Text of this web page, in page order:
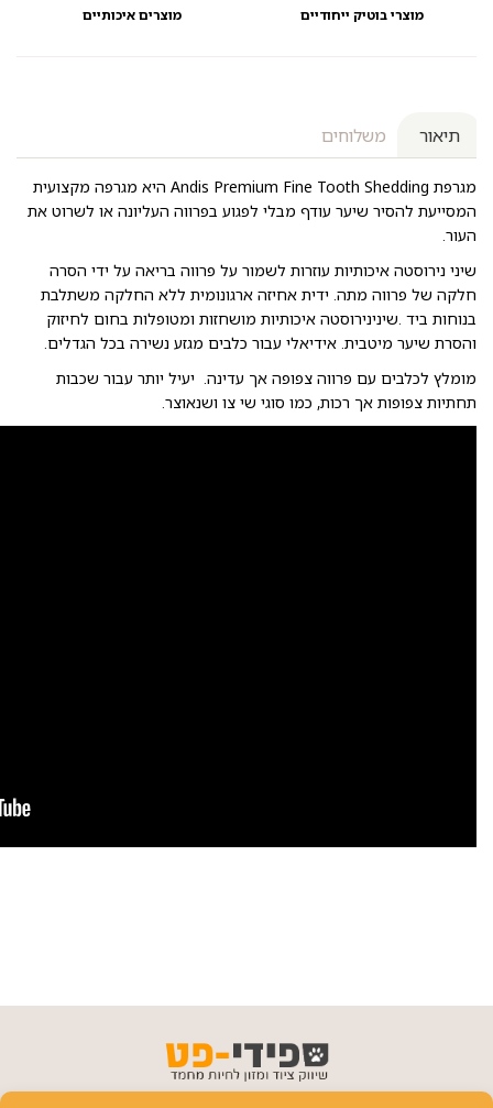
תיאור משלוחים
מגרפת Andis Premium Fine Tooth Shedding היא מגרפה מקצועית
המסייעת להסיר שיער עודף מבלי לפגוע בפרווה העליונה או לשרוט את
העור.
שיני נירוסטה איכותיות עוזרות לשמור על פרווה בריאה על ידי הסרה
חלקה של פרווה מתה. ידית אחיזה ארגונומית ללא החלקה משתלבת
בנוחות ביד .שינינירוסטה איכותיות מושחזות ומטופלות בחום לחיזוק
והסרת שיער מיטבית. אידיאלי עבור כלבים מגזע נשירה בכל הגדלים.
מומלץ לכלבים עם פרווה צפופה אך עדינה. יעיל יותר עבור שכבות
תחתיות צפופות אך רכות, כמו סוגי שי צו ושנאוצר.
מוצרי בוטיק ייחודיים מוצרים איכותיים